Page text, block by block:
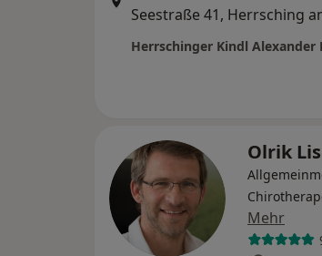
Herrschinger Kindl
Olrik
Mehr